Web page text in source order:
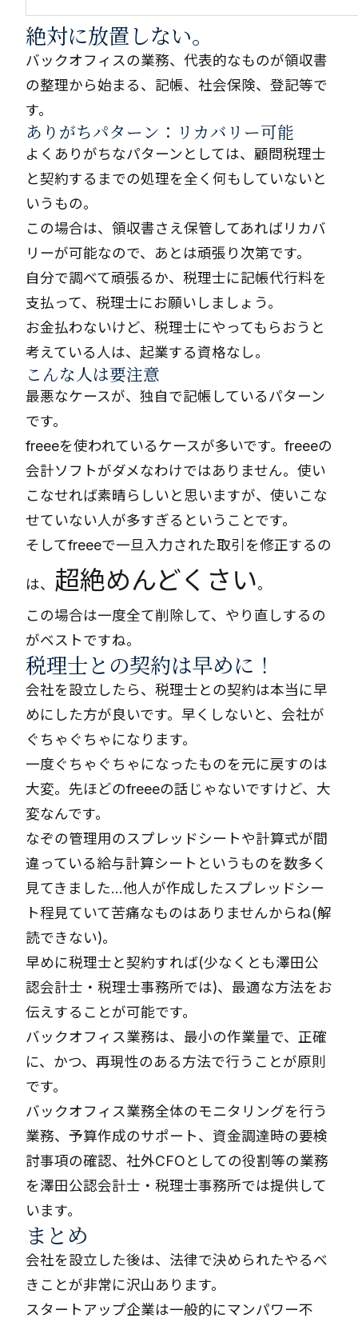
絶対に放置しない。
バックオフィスの業務、代表的なものが領収書
の整理から始まる、記帳、社会保険、登記等で
す。
ありがちパターン：リカバリー可能
よくありがちなパターンとしては、顧問税理士
と契約するまでの処理を全く何もしていないと
いうもの。
この場合は、領収書さえ保管してあればリカバ
リーが可能なので、あとは頑張り次第です。
自分で調べて頑張るか、税理士に記帳代行料を
支払って、税理士にお願いしましょう。
お金払わないけど、税理士にやってもらおうと
考えている人は、起業する資格なし。
こんな人は要注意
最悪なケースが、独自で記帳しているパターン
です。
freeeを使われているケースが多いです。freeeの
会計ソフトがダメなわけではありません。使い
こなせれば素晴らしいと思いますが、使いこな
せていない人が多すぎるということです。
そしてfreeeで一旦入力された取引を修正するの
は、 超絶めんどくさい。
この場合は一度全て削除して、やり直しするの
がベストですね。
税理士との契約は早めに！
会社を設立したら、税理士との契約は本当に早
めにした方が良いです。早くしないと、会社が
ぐちゃぐちゃになります。
一度ぐちゃぐちゃになったものを元に戻すのは
大変。先ほどのfreeeの話じゃないですけど、大
変なんです。
なぞの管理用のスプレッドシートや計算式が間
違っている給与計算シートというものを数多く
見てきました…他人が作成したスプレッドシー
ト程見ていて苦痛なものはありませんからね(解
読できない)。
早めに税理士と契約すれば(少なくとも澤田公
認会計士・税理士事務所では)、最適な方法をお
伝えすることが可能です。
バックオフィス業務は、最小の作業量で、正確
に、かつ、再現性のある方法で行うことが原則
です。
バックオフィス業務全体のモニタリングを行う
業務、予算作成のサポート、資金調達時の要検
討事項の確認、社外CFOとしての役割等の業務
を澤田公認会計士・税理士事務所では提供して
います。
まとめ
会社を設立した後は、法律で決められたやるべ
きことが非常に沢山あります。
スタートアップ企業は一般的にマンパワー不